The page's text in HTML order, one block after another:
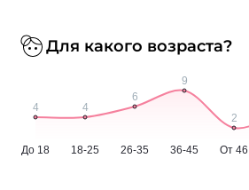
Для какого возраста?